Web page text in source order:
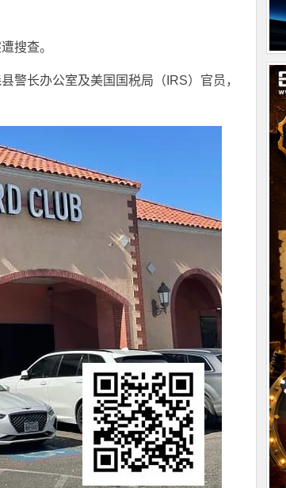
搜查。
警长办公室及美国国税局（IRS）官员，